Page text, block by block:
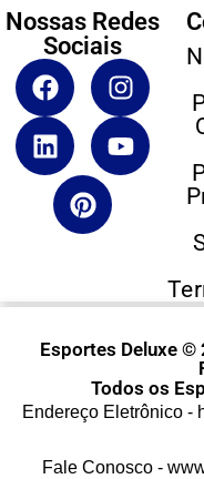
Nossas Redes
Sociais
Esportes Deluxe ©
Todos os
Endereço Eletrônico -
Fale Conosco -